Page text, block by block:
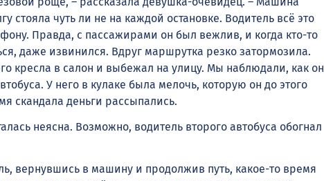
стояла чуть ли не на каждой остановке. Водитель всё это
Правда, с пассажирами он был вежлив, и когда кто-то
даже извинился. Вдруг маршрутка резко затормозила.
кресла в салон и выбежал на улицу. Мы наблюдали, как он
У него в кулаке была мелочь, которую он до этого
скандала деньги рассыпались.
неясна. Возможно, водитель второго автобуса обогнал
вернувшись в машину и продолжив путь, какое-то время